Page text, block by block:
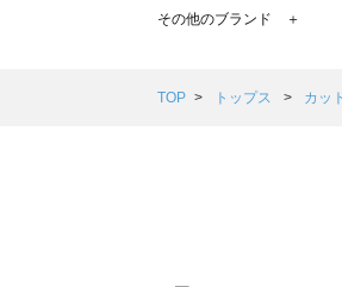
TSUHARU by Samansa
Samansa Mos2 Lagom（サ
その他のブランド ＋
TOP トップス カッ